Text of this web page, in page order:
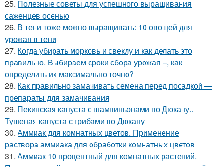
25. Полезные советы для успешного выращивания
саженцев осенью
26. В тени тоже можно выращивать: 10 овощей для
урожая в тени
27. Когда убирать морковь и свеклу и как делать это
правильно. Выбираем сроки сбора урожая –, как
определить их максимально точно?
28. Как правильно замачивать семена перед посадкой —
препараты для замачивания
29. Пекинская капуста с шампиньонами по Дюкану..
Тушеная капуста с грибами по Дюкану
30. Аммиак для комнатных цветов. Применение
раствора аммиака для обработки комнатных цветов
31. Аммиак 10 процентный для комнатных растений.